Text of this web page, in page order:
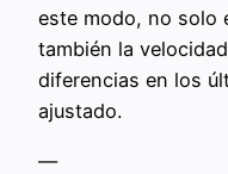
este modo, no solo
también la
diferencias en los
ajustado.
—